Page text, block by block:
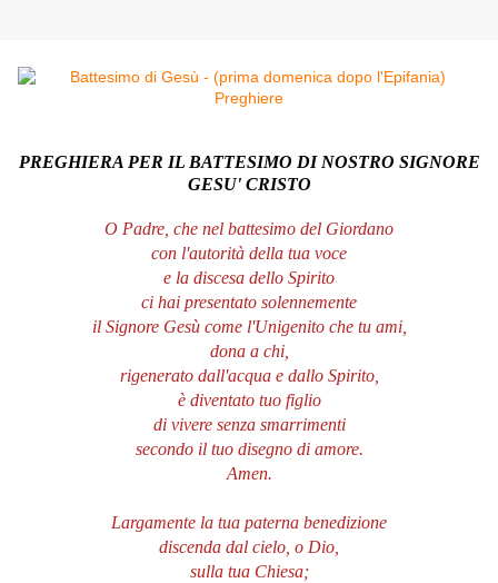
PREGHIERA PER IL BATTESIMO DI NOSTRO SIGNORE
GESU' CRISTO
O Padre, che nel battesimo del Giordano
con l'autorità della tua voce
e la discesa dello Spirito
ci hai presentato solennemente
il Signore Gesù come l'Unigenito che tu ami,
dona a chi,
rigenerato dall'acqua e dallo Spirito,
è diventato tuo figlio
di vivere senza smarrimenti
secondo il tuo disegno di amore.
Amen.
Largamente la tua paterna benedizione
discenda dal cielo, o Dio,
sulla tua Chiesa;